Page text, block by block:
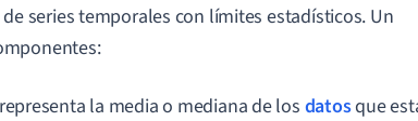
series temporales con límites estadísticos. Un
la media o mediana de los datosque